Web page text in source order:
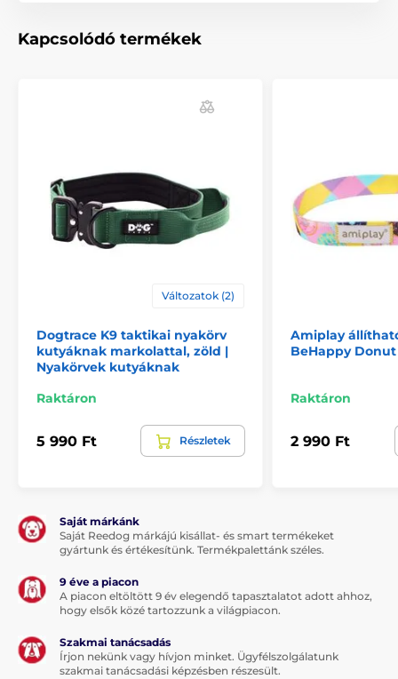
Kapcsolódó termékek
Változatok (2)
Dogtrace K9 taktikai nyakörv
kutyáknak markolattal, zöld |
Nyakörvek kutyáknak
Raktáron
5 990 Ft Részletek
Amiplay
BeHappy
Raktáron
2 990 Ft
Saját márkánk
Saját Reedog márkájú kisállat- és smart termékeket
gyártunk és értékesítünk. Termékpalettánk széles.
9 éve a piacon
A piacon eltöltött 9 év elegendő tapasztalatot adott ahhoz,
hogy elsők közé tartozzunk a világpiacon.
Szakmai tanácsadás
Írjon nekünk vagy hívjon minket. Ügyfélszolgálatunk
szakmai tanácsadási képzésben részesült.